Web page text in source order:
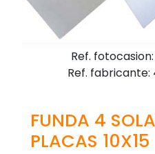
Ref.
Ref. fabricante:
FUNDA 4
PLACAS 10X15